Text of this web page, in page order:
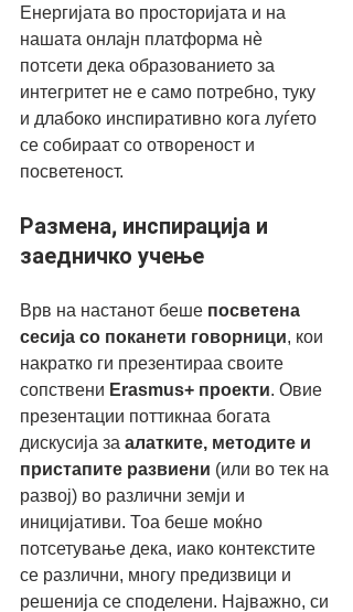
Енергијата во просторијата и на
нашата онлајн платформа нè
потсети дека образованието за
интегритет не е само потребно, туку
и длабоко инспиративно кога луѓето
се собираат со отвореност и
посветеност.
Размена, инспирација и
заедничко учење
Врв на настанот беше посветена
сесија со поканети говорници, кои
накратко ги презентираа своите
сопствени Erasmus+ проекти. Овие
презентации поттикнаа богата
дискусија за алатките, методите и
пристапите развиени (или во тек на
развој) во различни земји и
иницијативи. Тоа беше моќно
потсетување дека, иако контекстите
се различни, многу предизвици и
решенија се споделени. Најважно, си